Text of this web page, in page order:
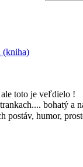
(kniha)
toto je veľdielo !
bohatý a
postáv, humor,